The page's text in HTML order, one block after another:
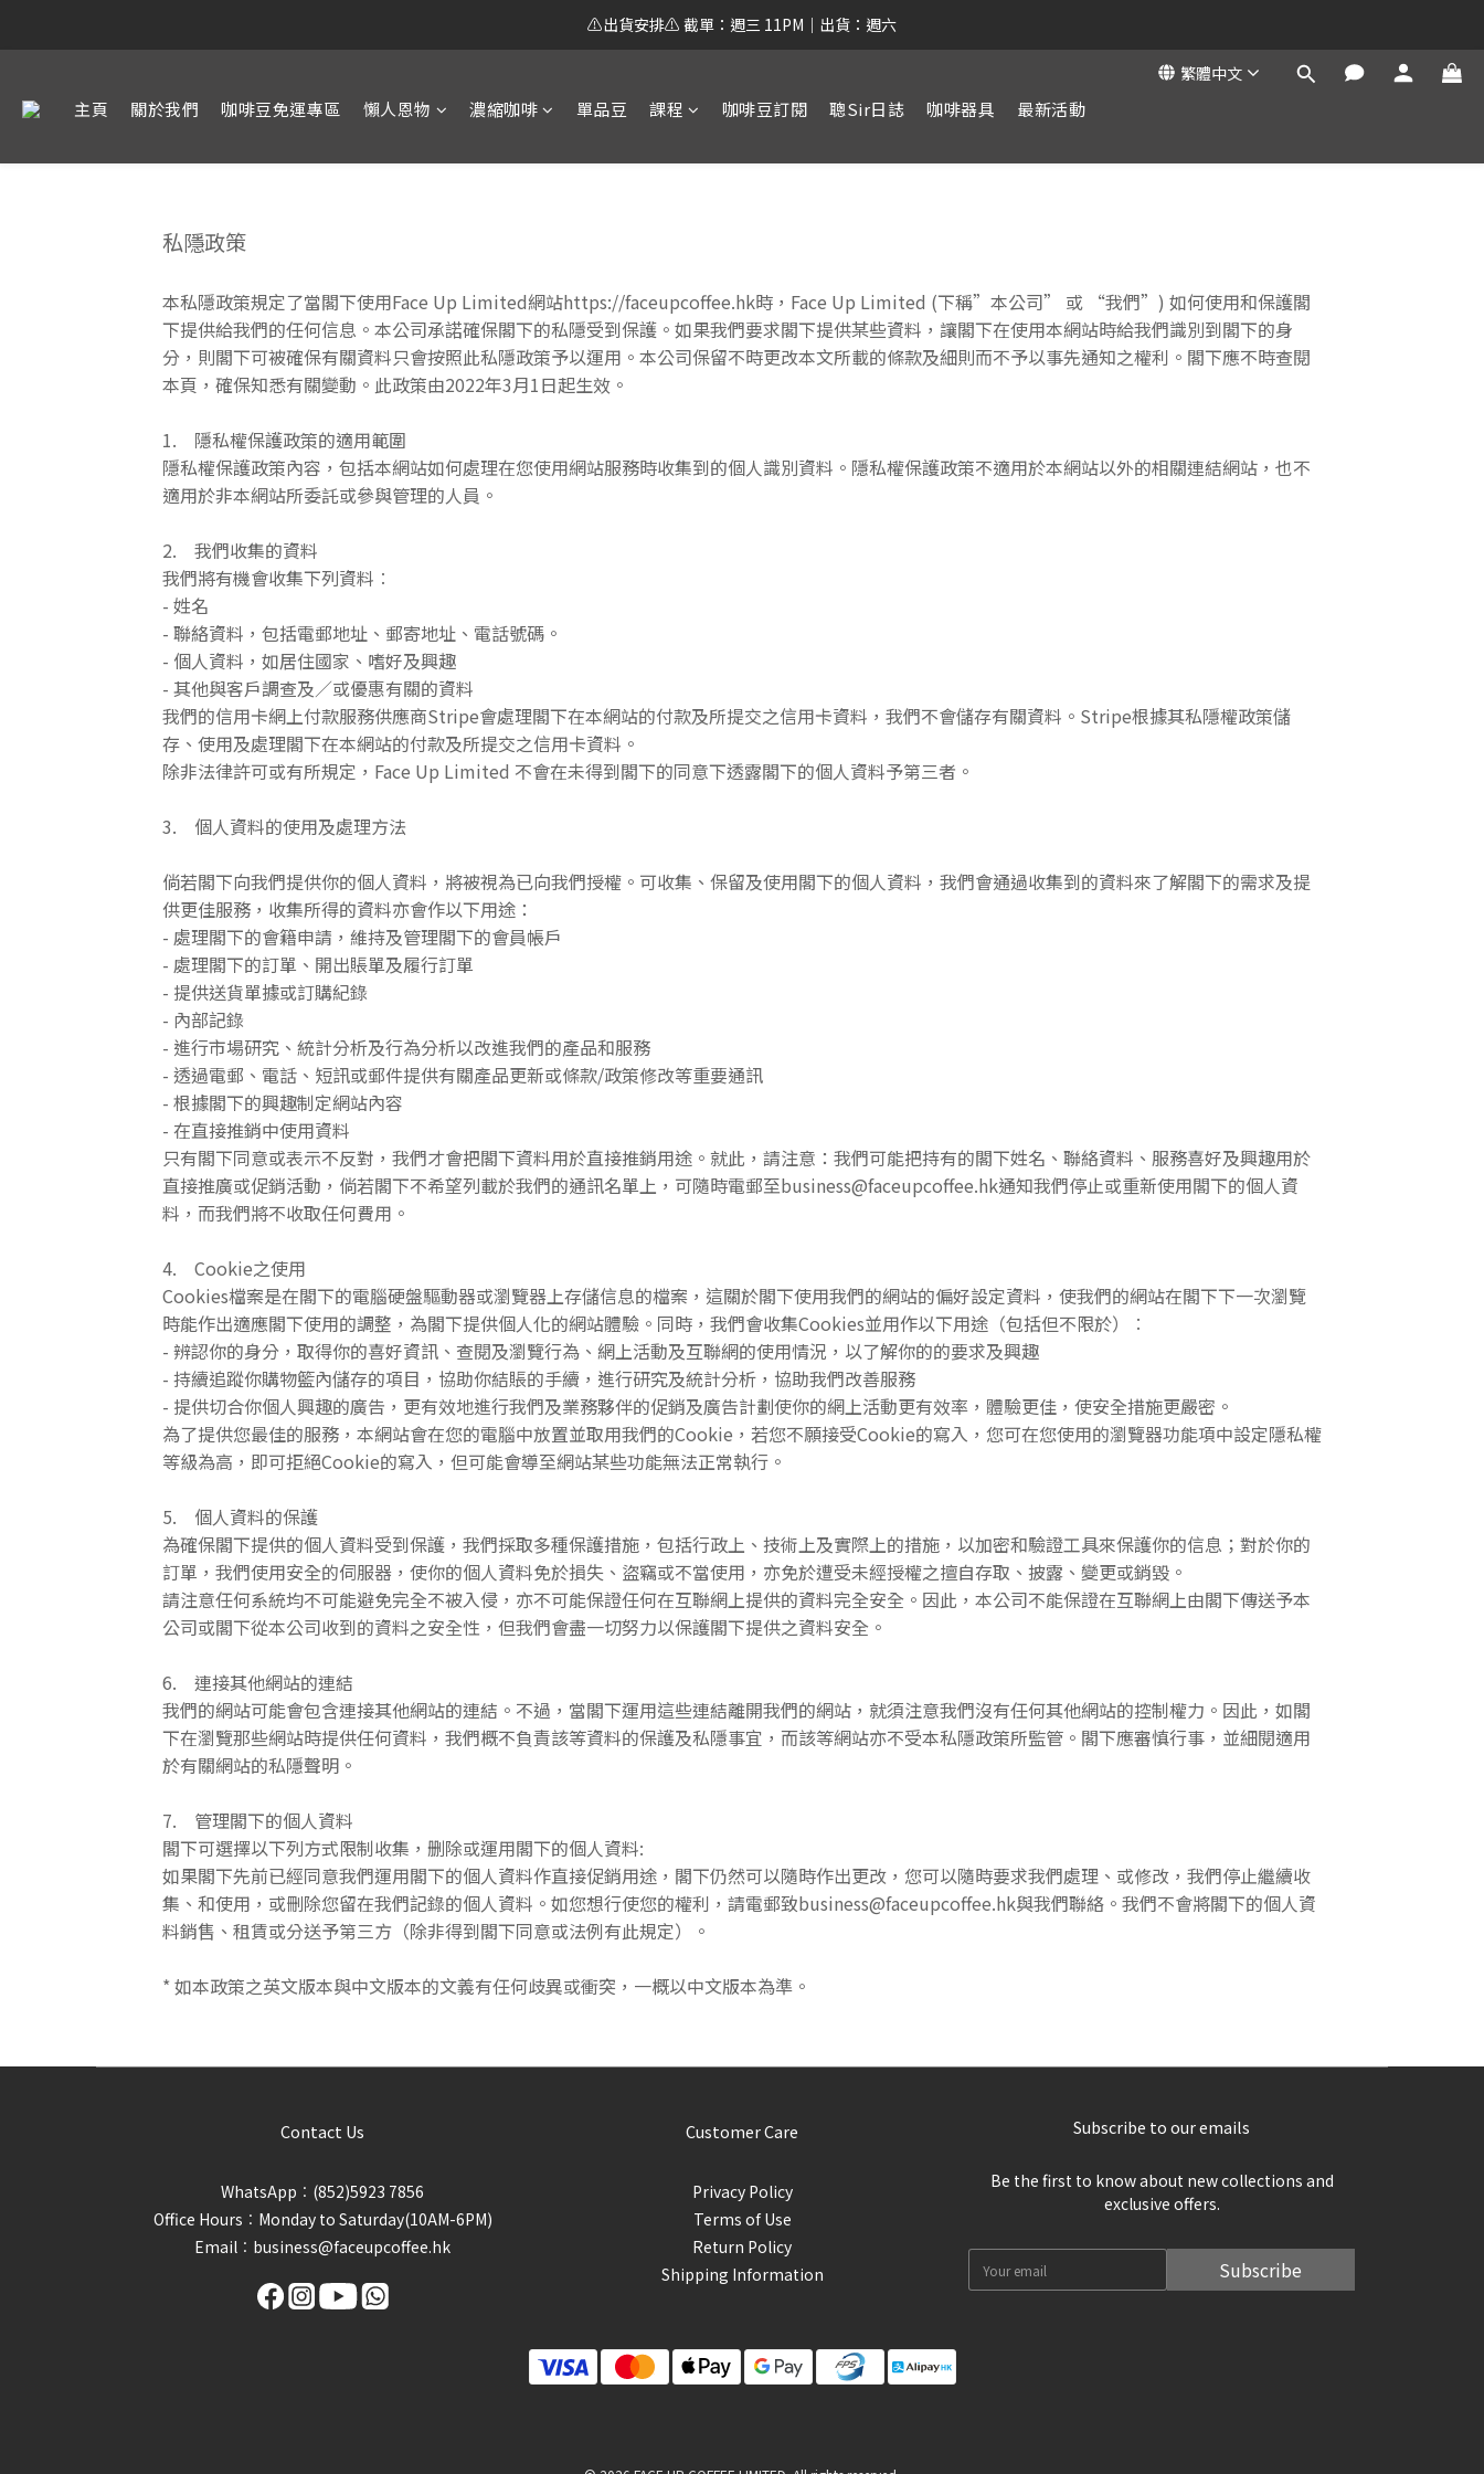
⚠️出貨安排⚠️ 截單：週三 11PM｜出貨：週六
繁體中文
主頁 關於我們 咖啡豆免運專區 懶人恩物 濃縮咖啡 單品豆 課程 咖啡豆訂閱 聰Sir日誌 咖啡器具 最新活動
私隱政策
本私隱政策規定了當閣下使用Face Up Limited網站https://faceupcoffee.hk時，Face Up Limited (下稱”本公司” 或 “我們”) 如何使用和保護閣
下提供給我們的任何信息。本公司承諾確保閣下的私隱受到保護。如果我們要求閣下提供某些資料，讓閣下在使用本網站時給我們識別到閣下的身
分，則閣下可被確保有關資料只會按照此私隱政策予以運用。本公司保留不時更改本文所載的條款及細則而不予以事先通知之權利。閣下應不時查閱
本頁，確保知悉有關變動。此政策由2022年3月1日起生效。
1. 隱私權保護政策的適用範圍
隱私權保護政策內容，包括本網站如何處理在您使用網站服務時收集到的個人識別資料。隱私權保護政策不適用於本網站以外的相關連結網站，也不
適用於非本網站所委託或參與管理的人員。
2. 我們收集的資料
我們將有機會收集下列資料︰
- 姓名
- 聯絡資料，包括電郵地址、郵寄地址、電話號碼。
- 個人資料，如居住國家、嗜好及興趣
- 其他與客戶調查及／或優惠有關的資料
我們的信用卡網上付款服務供應商Stripe會處理閣下在本網站的付款及所提交之信用卡資料，我們不會儲存有關資料。Stripe根據其私隱權政策儲
存、使用及處理閣下在本網站的付款及所提交之信用卡資料。
除非法律許可或有所規定，Face Up Limited 不會在未得到閣下的同意下透露閣下的個人資料予第三者。
3. 個人資料的使用及處理方法
倘若閣下向我們提供你的個人資料，將被視為已向我們授權。可收集、保留及使用閣下的個人資料，我們會通過收集到的資料來了解閣下的需求及提
供更佳服務，收集所得的資料亦會作以下用途：
- 處理閣下的會籍申請，維持及管理閣下的會員帳戶
- 處理閣下的訂單、開出賬單及履行訂單
- 提供送貨單據或訂購紀錄
- 內部記錄
- 進行市場研究、統計分析及行為分析以改進我們的產品和服務
- 透過電郵、電話、短訊或郵件提供有關產品更新或條款/政策修改等重要通訊
- 根據閣下的興趣制定網站內容
- 在直接推銷中使用資料
只有閣下同意或表示不反對，我們才會把閣下資料用於直接推銷用途。就此，請注意：我們可能把持有的閣下姓名、聯絡資料、服務喜好及興趣用於
直接推廣或促銷活動，倘若閣下不希望列載於我們的通訊名單上，可隨時電郵至business@faceupcoffee.hk通知我們停止或重新使用閣下的個人資
料，而我們將不收取任何費用。
4. Cookie之使用
Cookies檔案是在閣下的電腦硬盤驅動器或瀏覽器上存儲信息的檔案，這關於閣下使用我們的網站的偏好設定資料，使我們的網站在閣下下一次瀏覽
時能作出適應閣下使用的調整，為閣下提供個人化的網站體驗。同時，我們會收集Cookies並用作以下用途（包括但不限於）︰
- 辨認你的身分，取得你的喜好資訊、查閱及瀏覽行為、網上活動及互聯網的使用情況，以了解你的的要求及興趣
- 持續追蹤你購物籃內儲存的項目，協助你結賬的手續，進行研究及統計分析，協助我們改善服務
- 提供切合你個人興趣的廣告，更有效地進行我們及業務夥伴的促銷及廣告計劃使你的網上活動更有效率，體驗更佳，使安全措施更嚴密。
為了提供您最佳的服務，本網站會在您的電腦中放置並取用我們的Cookie，若您不願接受Cookie的寫入，您可在您使用的瀏覽器功能項中設定隱私權
等級為高，即可拒絕Cookie的寫入，但可能會導至網站某些功能無法正常執行。
5. 個人資料的保護
為確保閣下提供的個人資料受到保護，我們採取多種保護措施，包括行政上、技術上及實際上的措施，以加密和驗證工具來保護你的信息；對於你的
訂單，我們使用安全的伺服器，使你的個人資料免於損失、盜竊或不當使用，亦免於遭受未經授權之擅自存取、披露、變更或銷毀。
請注意任何系統均不可能避免完全不被入侵，亦不可能保證任何在互聯網上提供的資料完全安全。因此，本公司不能保證在互聯網上由閣下傳送予本
公司或閣下從本公司收到的資料之安全性，但我們會盡一切努力以保護閣下提供之資料安全。
6. 連接其他網站的連結
我們的網站可能會包含連接其他網站的連結。不過，當閣下運用這些連結離開我們的網站，就須注意我們沒有任何其他網站的控制權力。因此，如閣
下在瀏覽那些網站時提供任何資料，我們概不負責該等資料的保護及私隱事宜，而該等網站亦不受本私隱政策所監管。閣下應審慎行事，並細閱適用
於有關網站的私隱聲明。
7. 管理閣下的個人資料
閣下可選擇以下列方式限制收集，删除或運用閣下的個人資料:
如果閣下先前已經同意我們運用閣下的個人資料作直接促銷用途，閣下仍然可以隨時作出更改，您可以隨時要求我們處理、或修改，我們停止繼續收
集、和使用，或刪除您留在我們記錄的個人資料。如您想行使您的權利，請電郵致business@faceupcoffee.hk與我們聯絡。我們不會將閣下的個人資
料銷售、租賃或分送予第三方（除非得到閣下同意或法例有此規定）。
* 如本政策之英文版本與中文版本的文義有任何歧異或衝突，一概以中文版本為準。
Contact Us
WhatsApp︰(852)5923 7856
Office Hours︰Monday to Saturday(10AM-6PM)
Email︰business@faceupcoffee.hk
Customer Care
Privacy Policy
Terms of Use
Return Policy
Shipping Information
Subscribe to our emails
Be the first to know about new collections and
exclusive offers.
Subscribe